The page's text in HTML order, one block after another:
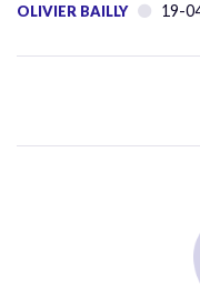
OLIVIER BAILLY 19-